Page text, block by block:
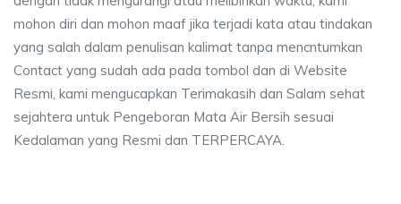
mohon diri dan mohon maaf jika terjadi kata atau tindakan
yang salah dalam penulisan kalimat tanpa mencntumkan
Contact yang sudah ada pada tombol dan di Website
Resmi, kami mengucapkan Terimakasih dan Salam sehat
sejahtera untuk Pengeboran Mata Air Bersih sesuai
Kedalaman yang Resmi dan TERPERCAYA.